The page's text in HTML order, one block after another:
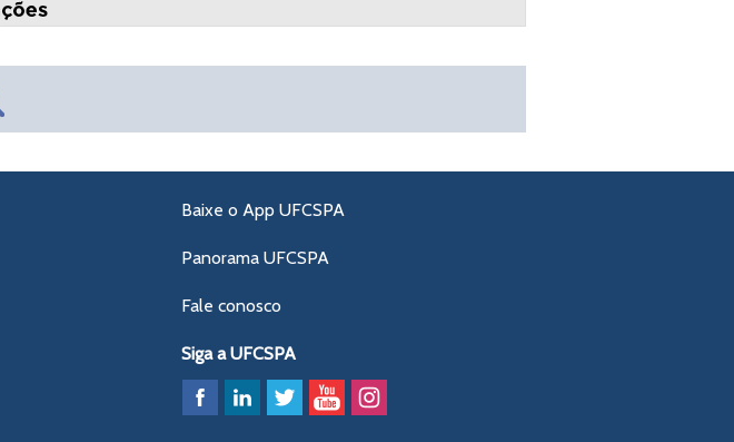
Baixe o App UFCSPA
Panorama UFCSPA
Fale conosco
Siga a UFCSPA